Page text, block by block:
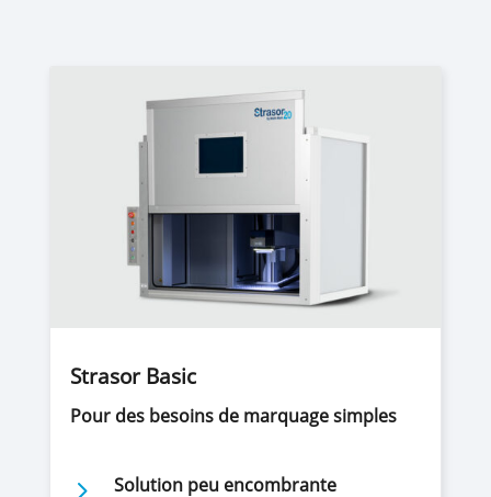
Strasor Basic
Pour des besoins de marquage simples
5
Solution peu encombrante